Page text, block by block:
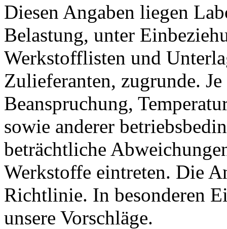
Diesen Angaben liegen
Belastung, unter
Werkstofflisten und
Zulieferanten, zugrunde.
Beanspruchung,
sowie anderer
beträchtliche
Werkstoffe eintreten. Die
Richtlinie. In besonderen
unsere Vorschläge.